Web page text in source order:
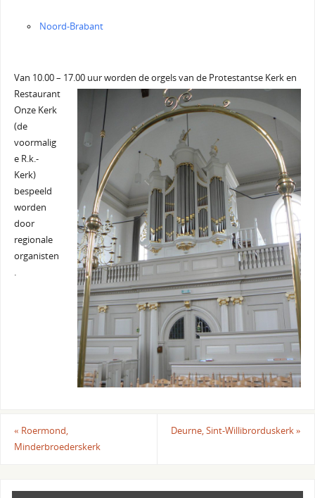
Noord-Brabant
Van 10.00 – 17.00 uur worden deorgels van de Protestantse Kerk en
Restaurant
Onze Kerk
(de
voormalig
e R.k.-
Kerk)
bespeeld
worden
door
regionale
organisten
.
« Roermond,
Minderbroederskerk
Deurne, Sint-Willibrorduskerk»